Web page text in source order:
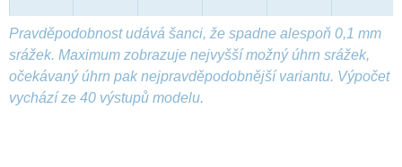
Pravděpodobnost udává šanci, že spadne alespoň 0,1 mm
srážek. Maximum zobrazuje nejvyšší možný úhrn srážek,
očekávaný úhrn pak nejpravděpodobnější variantu. Výpočet
vychází ze 40 výstupů modelu.